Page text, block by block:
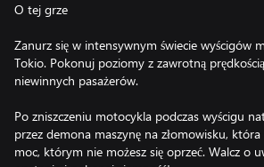
O tej grze
Zanurz się w intensywnym świecie wyścigów
Tokio. Pokonuj poziomy z zawrotną
niewinnych pasażerów.
Po zniszczeniu motocykla podczas wyścigu
przez demona maszynę na złomowisku,
moc, którym nie możesz się oprzeć. Walcz o